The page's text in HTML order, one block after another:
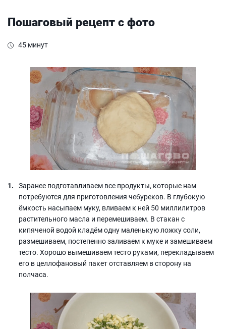
Пошаговый рецепт с фото
45 минут
Заранее подготавливаем все продукты, которые нам
потребуются для приготовления чебуреков. В глубокую
ёмкость насыпаем муку, вливаем к ней 50 миллилитров
растительного масла и перемешиваем. В стакан с
кипяченой водой кладём одну маленькую ложку соли,
размешиваем, постепенно заливаем к муке и замешиваем
тесто. Хорошо вымешиваем тесто руками, перекладываем
его в целлофановый пакет отставляем в сторону на
полчаса.